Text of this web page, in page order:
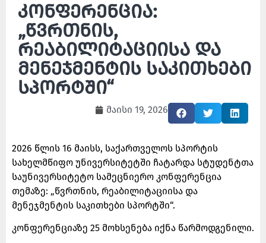
კონფერენცია:
„წვრთნის,
რეაბილიტაციისა და
მენეჯმენტის საკითხები
სპორტში“
მაისი 19, 2026
2026 წლის 16 მაისს, საქართველოს სპორტის
სახელმწიფო უნივერსიტეტში ჩატარდა სტუდენტთა
საუნივერსიტეტო სამეცნიერო კონფერენცია
თემაზე: „წვრთნის, რეაბილიტაციისა და
მენეჯმენტის საკითხები სპორტში“.
კონფერენციაზე 25 მოხსენება იქნა წარმოდგენილი.